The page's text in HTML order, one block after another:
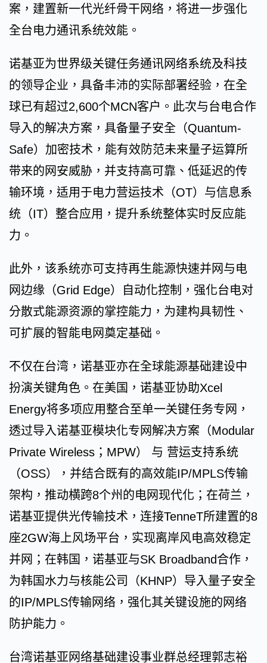
案，建置新一代光纤骨干网络，将进一步强化
全台电力通讯系统效能。
诺基亚为世界级关键任务通讯网络系统及科技
的领导企业，具备丰沛的实际部署经验，在全
球已有超过2,600个MCN客户。此次与台电合作
导入的解决方案，具备量子安全（Quantum-
Safe）加密技术，能有效防范未来量子运算所
带来的网安威胁，并支持高可靠、低延迟的传
输环境，适用于电力营运技术（OT）与信息系
统（IT）整合应用，提升系统整体实时反应能
力。
此外，该系统亦可支持再生能源快速并网与电
网边缘（Grid Edge）自动化控制，强化台电对
分散式能源资源的掌控能力，为建构具韧性、
可扩展的智能电网奠定基础。
不仅在台湾，诺基亚亦在全球能源基础建设中
扮演关键角色。在美国，诺基亚协助Xcel
Energy将多项应用整合至单一关键任务专网，
透过导入诺基亚模块化专网解决方案（Modular
Private Wireless；MPW） 与 营运支持系统
（OSS），并结合既有的高效能IP/MPLS传输
架构，推动横跨8个州的电网现代化；在荷兰，
诺基亚提供光传输技术，连接TenneT所建置的8
座2GW海上风场平台，实现离岸风电高效稳定
并网；在韩国，诺基亚与SK Broadband合作，
为韩国水力与核能公司（KHNP）导入量子安全
的IP/MPLS传输网络，强化其关键设施的网络
防护能力。
台湾诺基亚网络基础建设事业群总经理郭志裕